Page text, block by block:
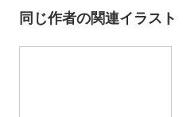
同じ作者の関連イラスト